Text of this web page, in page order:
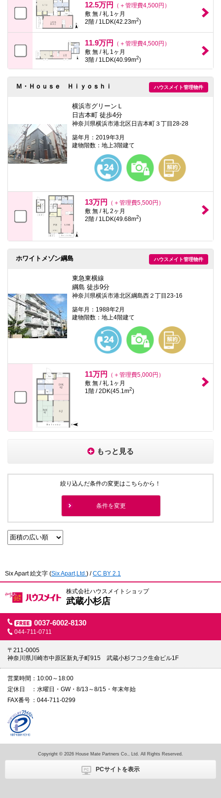
12.5万円
（＋管理費4,500円）
敷 無 / 礼 1ヶ月
2階 / 1LDK(42.23m2)
11.9万円
（＋管理費4,500円）
敷 無 / 礼 1ヶ月
3階 / 1LDK(40.99m2)
ハウスメイト管理物件
Ｍ・Ｈｏｕｓｅ Ｈｉｙｏｓｈｉ
横浜市グリーンＬ
日吉本町 徒歩4分
神奈川県横浜市港北区日吉本町３丁目28-28
築年月：2019年3月
建物階数：地上3階建て
13万円
（＋管理費5,500円）
敷 無 / 礼 2ヶ月
2階 / 1LDK(49.68m2)
ハウスメイト管理物件
ホワイトメゾン綱島
東急東横線
綱島 徒歩9分
神奈川県横浜市港北区綱島西２丁目23-16
築年月：1988年2月
建物階数：地上4階建て
11万円
（＋管理費5,000円）
敷 無 / 礼 1ヶ月
1階 / 2DK(45.1m2)
もっと見る
絞り込んだ条件の変更はこちらから！
条件を変更
Six Apart 絵文字 (Six Apart,Ltd.) /CC BY 2.1
株式会社ハウスメイトショップ
武蔵小杉店
0037-6002-8130
044-711-0711
〒211-0005
神奈川県川崎市中原区新丸子町915 武蔵小杉フコク生命ビル1F
営業時間
10:00～18:00
定休日
水曜日・GW・8/13～8/15・年末年始
FAX番号
044-711-0299
Copyright © 2026 House Mate Partners Co., Ltd. All Rights Reserved.
PCサイトを表示